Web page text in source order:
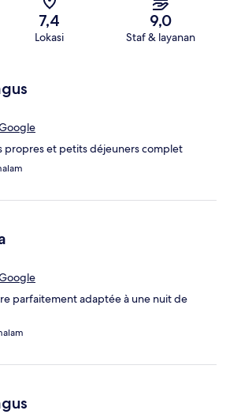
7,4
Lokasi
9,0
Staf & layanan
propres et petits déjeuners complet
parfaitement adaptée à une nuit de